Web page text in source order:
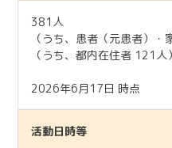
381人
（うち、患者（元患者）・
（うち、都内在住者 121人）
2026年6月17日 時点
活動日時等